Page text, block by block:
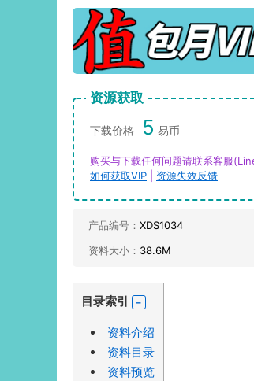
资源获取
下载价格 5 易币
购买与下载任何问题请联系客服
如何获取VIP
资源失效反馈
产品编号： XDS1034
资料大小： 38.6M
目录索引
资料介绍
资料目录
资料预览